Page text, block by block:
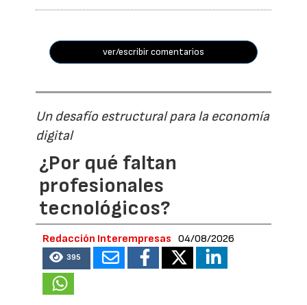
ver/escribir comentarios
Un desafío estructural para la economía
digital
¿Por qué faltan
profesionales
tecnológicos?
Redacción Interempresas 04/08/2026
395